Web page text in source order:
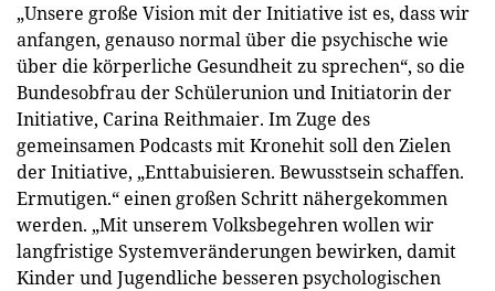
„Unsere große Vision mit der Initiative ist es, dass wir
anfangen, genauso normal über die psychische wie
über die körperliche Gesundheit zu sprechen“, so die
Bundesobfrau der Schülerunion und Initiatorin der
Initiative, Carina Reithmaier. Im Zuge des
gemeinsamen Podcasts mit Kronehit soll den Zielen
der Initiative, „Enttabuisieren. Bewusstsein schaffen.
Ermutigen.“ einen großen Schritt nähergekommen
werden. „Mit unserem Volksbegehren wollen wir
langfristige Systemveränderungen bewirken, damit
Kinder und Jugendliche besseren psychologischen